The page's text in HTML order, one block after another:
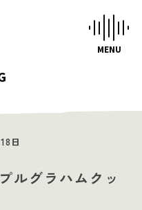
日
ルグラハムクッ